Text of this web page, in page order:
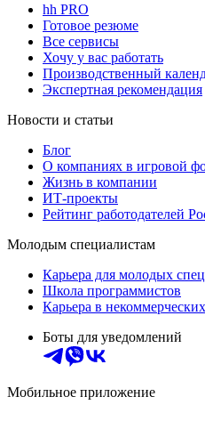
hh PRO
Готовое резюме
Все сервисы
Хочу у вас работать
Производственный
Экспертная рекомендация
Новости и статьи
Блог
О компаниях в игровой
Жизнь в компании
ИТ-проекты
Рейтинг работодателей
Молодым специалистам
Карьера для молодых
Школа программистов
Карьера в
Боты для уведомлений
Мобильное приложение